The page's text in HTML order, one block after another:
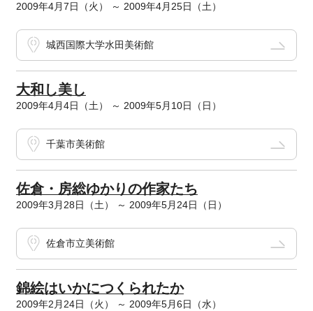
2009年4月7日（火） ～ 2009年4月25日（土）
城西国際大学水田美術館
大和し美し
2009年4月4日（土） ～ 2009年5月10日（日）
千葉市美術館
佐倉・房総ゆかりの作家たち
2009年3月28日（土） ～ 2009年5月24日（日）
佐倉市立美術館
錦絵はいかにつくられたか
2009年2月24日（火） ～ 2009年5月6日（水）